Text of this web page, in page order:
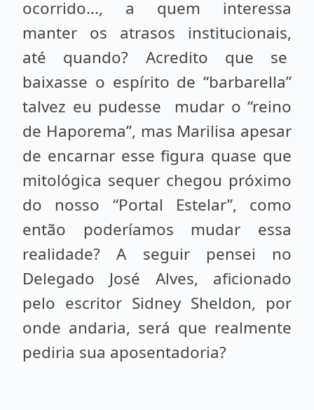
ocorrido..., a quem interessa
manter os atrasos institucionais,
até quando? Acredito que se
baixasse o espírito de “barbarella”
talvez eu pudesse mudar o “reino
de Haporema”, mas Marilisa apesar
de encarnar esse figura quase que
mitológica sequer chegou próximo
do nosso “Portal Estelar”, como
então poderíamos mudar essa
realidade? A seguir pensei no
Delegado José Alves, aficionado
pelo escritor Sidney Sheldon, por
onde andaria, será que realmente
pediria sua aposentadoria?